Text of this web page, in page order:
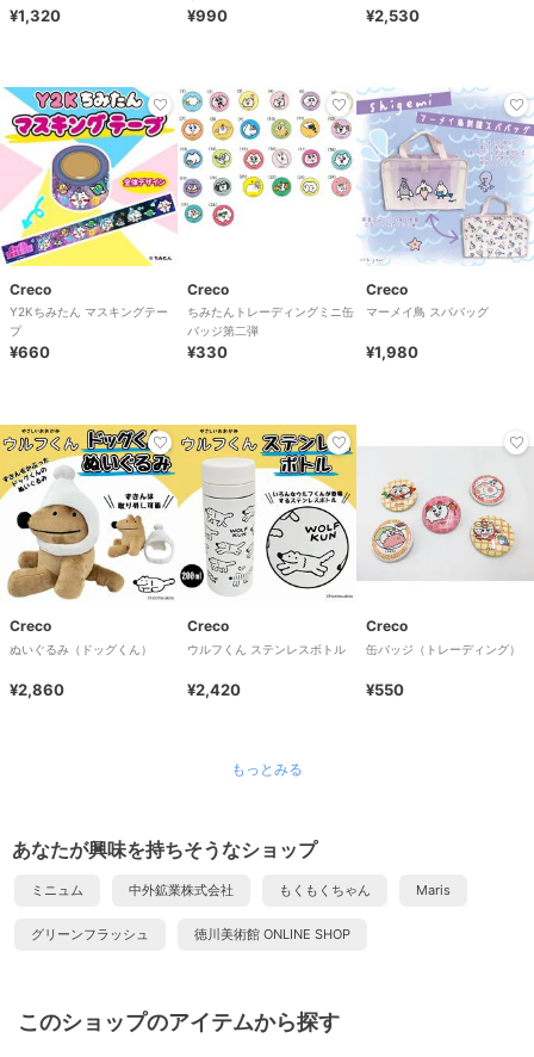
¥1,320 ¥990 ¥2,530
Creco
Y2Kちみたん マスキングテー
プ
¥660
Creco
ちみたんトレーディングミニ缶
バッジ第二弾
¥330
Creco
マーメイ鳥 スパバッグ
¥1,980
Creco
ぬいぐるみ（ドッグくん）
¥2,860
Creco
ウルフくん ステンレスボトル
¥2,420
Creco
缶バッジ（トレーディング）
¥550
もっとみる
あなたが興味を持ちそうなショップ
ミニュム 中外鉱業株式会社 もくもくちゃん Maris
グリーンフラッシュ 徳川美術館 ONLINE SHOP
このショップのアイテムから探す